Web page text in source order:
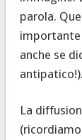
parola.
importante
anche se
antipatico!).
La